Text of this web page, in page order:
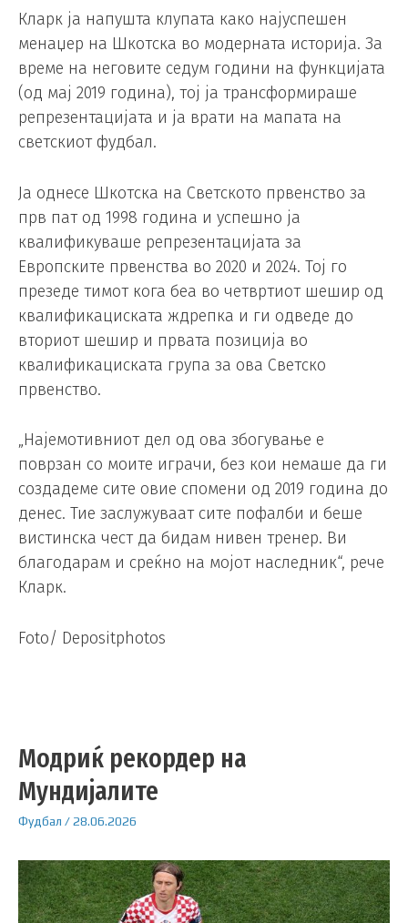
Кларк ја напушта клупата како најуспешен
менаџер на Шкотска во модерната историја. За
време на неговите седум години на функцијата
(од мај 2019 година), тој ја трансформираше
репрезентацијата и ја врати на мапата на
светскиот фудбал.
Ја однесе Шкотска на Светското првенство за
прв пат од 1998 година и успешно ја
квалификуваше репрезентацијата за
Европските првенства во 2020 и 2024. Тој го
презеде тимот кога беа во четвртиот шешир од
квалификациската ждрепка и ги одведе до
вториот шешир и првата позиција во
квалификациската група за ова Светско
првенство.
„Најемотивниот дел од ова збогување е
поврзан со моите играчи, без кои немаше да ги
создадеме сите овие спомени од 2019 година до
денес. Тие заслужуваат сите пофалби и беше
вистинска чест да бидам нивен тренер. Ви
благодарам и среќно на мојот наследник“, рече
Кларк.
Foto/ Depositphotos
Модриќ рекордер на
Мундијалите
Фудбал /28.06.2026